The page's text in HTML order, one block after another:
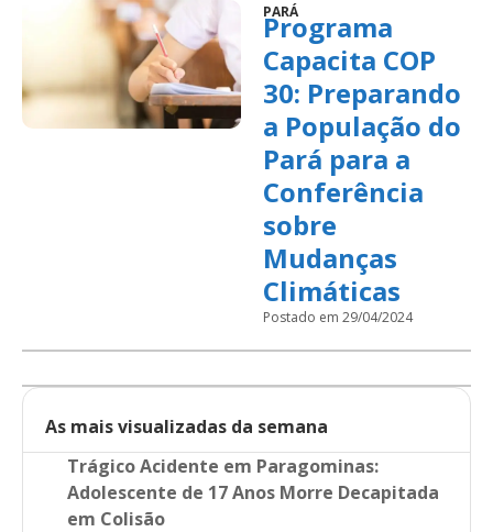
PARÁ
Programa
Capacita COP
30: Preparando
a População do
Pará para a
Conferência
sobre
Mudanças
Climáticas
Postado em 29/04/2024
As mais visualizadas da semana
Trágico Acidente em Paragominas:
Adolescente de 17 Anos Morre Decapitada
em Colisão